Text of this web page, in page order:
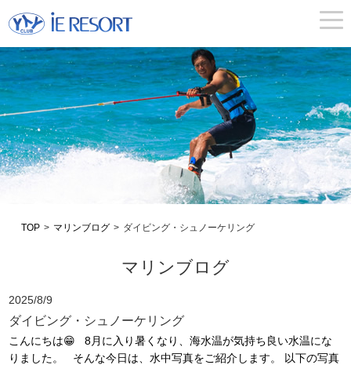
TOP > マリンブログ > ダイビング・シュノーケリング
マリンブログ
2025/8/9
ダイビング・シュノーケリング
こんにちは😁 8月に入り暑くなり、海水温が気持ち良い水温にな
りました。 そんな今日は、水中写真をご紹介します。 以下の写真